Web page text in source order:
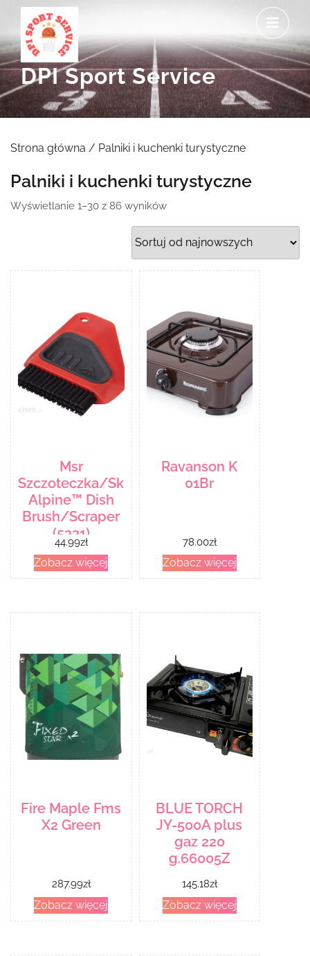
content
DPI Sport Service
Strona główna / Palniki i kuchenki turystyczne
Palniki i kuchenki turystyczne
Wyświetlanie 1–30 z 86 wynikówPosortowane
według
najnowszych
Msr
Szczoteczka/Skrobaczka
Alpine™ Dish
Brush/Scraper
(5331)
44.99zł
Zobacz więcej
Ravanson K
01Br
78.00zł
Zobacz więcej
Fire Maple Fms
X2 Green
287.99zł
Zobacz więcej
BLUE TORCH
JY-500A plus
gaz 220
g.66005Z
145.18zł
Zobacz więcej